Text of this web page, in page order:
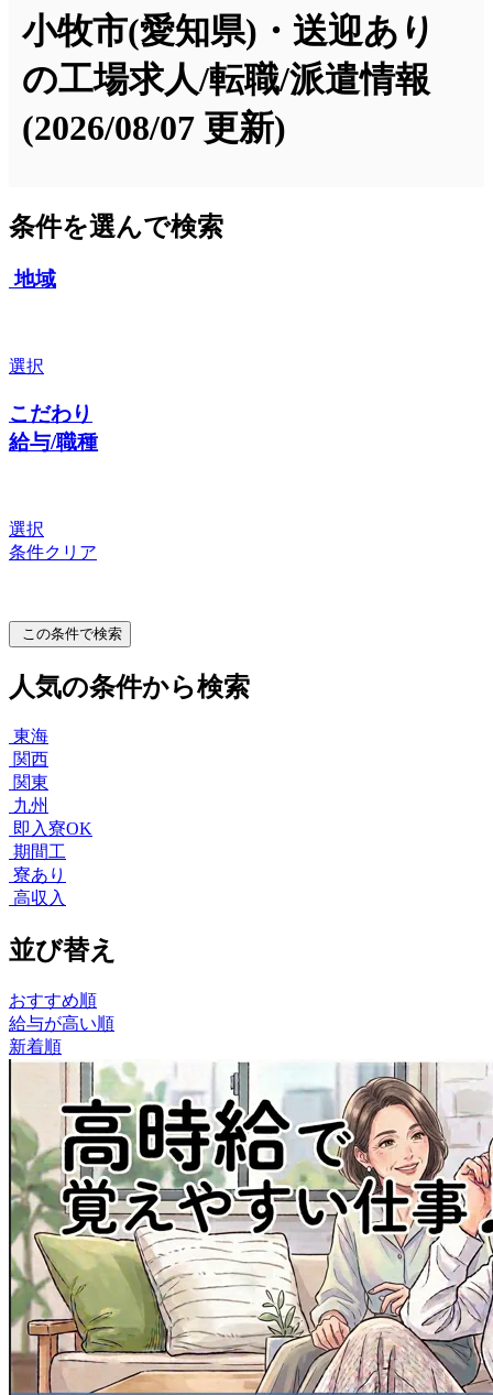
小牧市(愛知県)・送迎あり
の工場求人/転職/派遣情報
(2026/08/07 更新)
条件を選んで検索
地域
選択
こだわり
給与/職種
選択
条件クリア
この条件で検索
人気の条件から検索
東海
関西
関東
九州
即入寮OK
期間工
寮あり
高収入
並び替え
おすすめ順
給与が高い順
新着順